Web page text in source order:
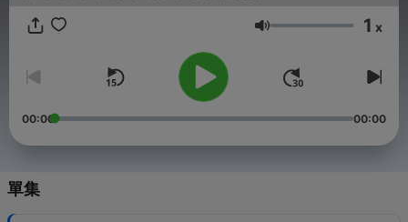
音量 1 x
00:00 00:00
單集